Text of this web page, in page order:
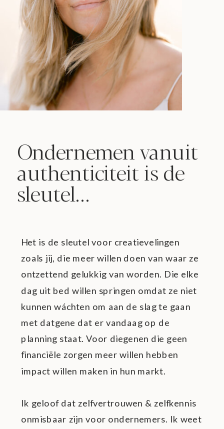
Ondernemen vanuit
authenticiteit is de
sleutel...
Het is de sleutel voor creatievelingen
zoals jij, die meer willen doen van waar ze
ontzettend gelukkig van worden. Die elke
dag uit bed willen springen omdat ze niet
kunnen wáchten om aan de slag te gaan
met datgene dat er vandaag op de
planning staat. Voor diegenen die geen
financiële zorgen meer willen hebben
impact willen maken in hun markt.
Ik geloof dat zelfvertrouwen & zelfkennis
onmisbaar zijn voor ondernemers. Ik weet